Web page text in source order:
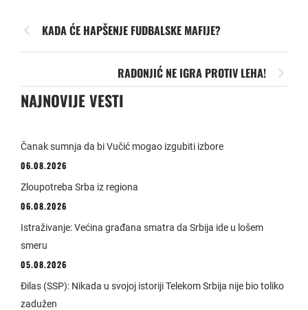
KADA ĆE HAPŠENJE FUDBALSKE MAFIJE?
RADONJIĆ NE IGRA PROTIV LEHA!
NAJNOVIJE VESTI
Čanak sumnja da bi Vučić mogao izgubiti izbore
06.08.2026
Zloupotreba Srba iz regiona
06.08.2026
Istraživanje: Većina građana smatra da Srbija ide u lošem
smeru
05.08.2026
Đilas (SSP): Nikada u svojoj istoriji Telekom Srbija nije bio toliko
zadužen